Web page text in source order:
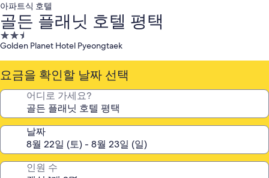
아파트식 호텔
골든 플래닛 호텔 평택
2.5
성
급
숙
박
설
Golden Planet Hotel Pyeongtaek
요금을 확인할 날짜 선택
어디로 가세요?
날짜
인원 수